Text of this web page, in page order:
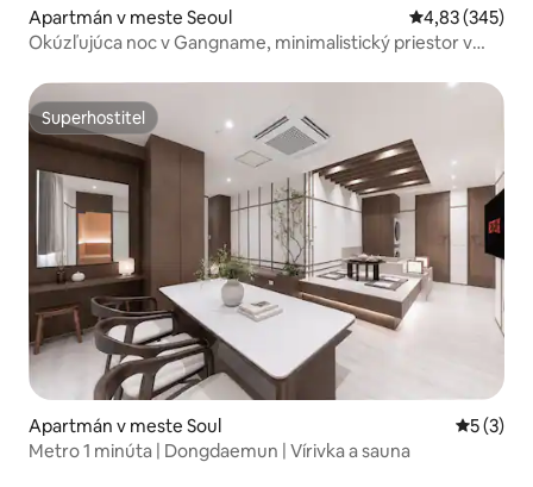
Apartmán v meste Seoul Priemerné
4,83 (345)
Okúzľujúca noc v Gangname, minimalistický priestor v
Superhostiteľ
Superhostiteľ
Apartmán v meste Soul
5 (3)
Metro 1 minúta | Dongdaemun | Vírivka a sauna